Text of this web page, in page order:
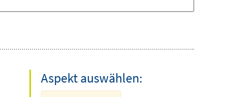
Aspekt auswählen: